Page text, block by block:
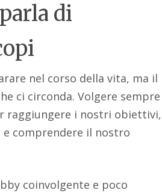
di
nel corso della vita, ma il
ci circonda. Volgere sempre
raggiungere i nostri obiettivi,
comprendere il nostro
coinvolgente e poco